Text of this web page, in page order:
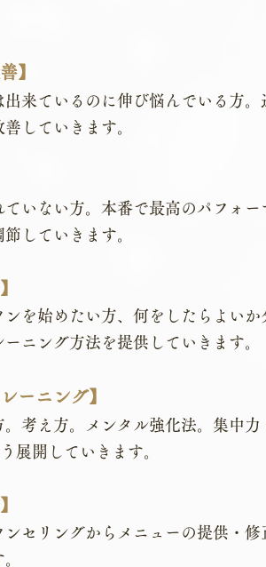
】
出来ているのに伸び悩んでいる方
していきます。
ていない方。本番で最高のパフォ
していきます。
ンを始めたい方、何をしたらよい
ニング方法を提供していきます。
ーニング】
。考え方。メンタル強化法。集中
展開していきます。
】
ンセリングからメニューの提供・